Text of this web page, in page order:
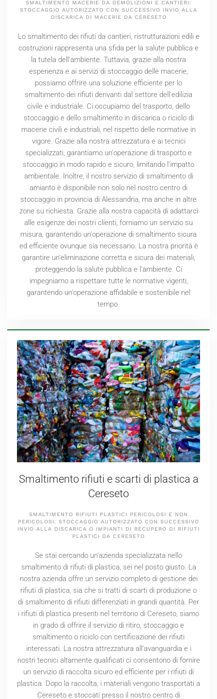
SMALTIMENTO MACERIE DA DEMOLIZIONI E CANTIERI:
STOCCAGGIO AUTORIZZATO CON SUCCESSIVO INVIO ALLA
DISCARICA DI MACERIE DA CERESETO
Lo smaltimento dei rifiuti da cantieri, ristrutturazioni edili e
costruzioni rappresenta una sfida per la salute pubblica e
la tutela dell'ambiente. Tuttavia, grazie alla nostra
esperienza e ai servizi di stoccaggio delle macerie,
possiamo offrire una soluzione efficiente per lo
smaltimento dei rifiuti derivanti dal settore dell'edilizia
civile e industriale. Ci occupiamo del trasporto, dello
stoccaggio e dello smaltimento in discarica o riciclo di
macerie civili e industriali, nel rispetto delle normative in
vigore. Grazie alla nostra attrezzatura e ai tecnici
specializzati, garantiamo un'operazione di trasporto e
stoccaggio in modo rapido e sicuro, limitando l'impatto
ambientale. Inoltre, il nostro servizio di smaltimento di
amianto è disponibile non solo nel nostro centro di
stoccaggio in provincia di Alessandria, ma anche in altre
zone su richiesta. Grazie alla nostra capacità di adattarci
alle esigenze dei nostri clienti, forniamo un servizio su
misura, garantendo un'operazione di smaltimento sicura
ed efficiente ovunque sia necessario. La nostra priorità è
garantire un'eliminazione corretta e sicura dei materiali,
proteggendo la salute pubblica e l'ambiente. Ci
impegniamo a rispettare tutte le normative vigenti,
garantendo un'operazione affidabile e sostenibile nel
tempo.
Smaltimento rifiuti e scarti di plastica a
Cereseto
SMALTIMENTO RIFIUTI PLASTICI PERICOLOSI E NON
PERICOLOSI: STOCCAGGIO AUTORIZZATO CON SUCCESSIVO
INVIO ALLA DISCARICA O IMPIANTI DI RECUPERO DI RIFIUTI
PLASTICI DA CERESETO
Se stai cercando un'azienda specializzata nello
smaltimento di rifiuti di plastica, sei nel posto giusto. La
nostra azienda offre un servizio completo di gestione dei
rifiuti di plastica, sia che si tratti di scarti di produzione o
di smaltimento di rifiuti differenziati in grandi quantità. Per
i rifiuti di plastica presenti nel territorio di Cereseto, siamo
in grado di offrire il servizio di ritiro, stoccaggio e
smaltimento o riciclo con certificazione dei rifiuti
interessati. La nostra attrezzatura all'avanguardia e i
nostri tecnici altamente qualificati ci consentono di fornire
un servizio di raccolta sicuro ed efficiente per i rifiuti di
plastica. Dopo la raccolta, i materiali vengono trasportati a
Cereseto e stoccati presso il nostro centro di